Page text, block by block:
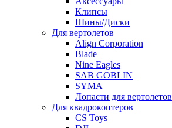
Клипсы
Шины/Диски
Для вертолетов
Align Corporation
Blade
Nine Eagles
SAB GOBLIN
SYMA
Лопасти для вертолетов
Для квадрокоптеров
CS Toys